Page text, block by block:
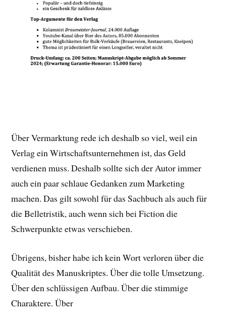
Über Vermarktung rede ich deshalb so viel, weil ein
Verlag ein Wirtschaftsunternehmen ist, das Geld
verdienen muss. Deshalb sollte sich der Autor immer
auch ein paar schlaue Gedanken zum Marketing
machen. Das gilt sowohl für das Sachbuch als auch für
die Belletristik, auch wenn sich bei Fiction die
Schwerpunkte etwas verschieben.
Übrigens, bisher habe ich kein Wort verloren über die
Qualität des Manuskriptes. Über die tolle Umsetzung.
Über den schlüssigen Aufbau. Über die stimmige
Charaktere. Über